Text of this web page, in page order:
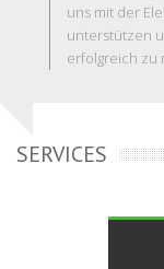
uns mit der
unterstützen
erfolgreich zu
SERVICES